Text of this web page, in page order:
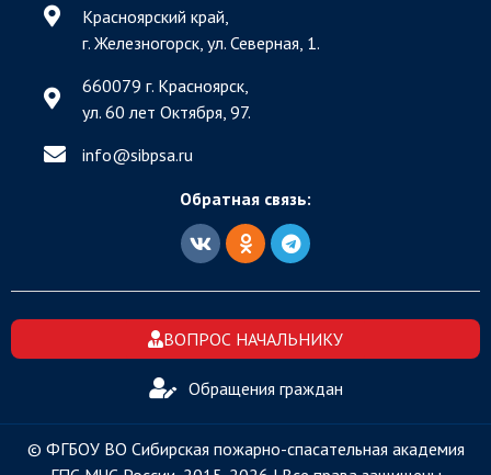
Красноярский край,
г. Железногорск, ул. Северная, 1.
660079 г. Красноярск,
ул. 60 лет Октября, 97.
info@sibpsa.ru
Обратная связь:
ВОПРОС НАЧАЛЬНИКУ
Обращения граждан
© ФГБОУ ВО Сибирская пожарно-спасательная академия